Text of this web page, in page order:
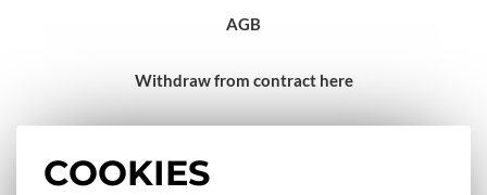
COOKIES
AGB
Withdraw from contract here